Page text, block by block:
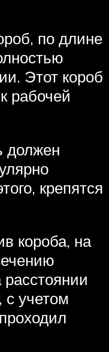
по длине
Этот короб
рабочей
должен
крепятся
короба, на
с учетом